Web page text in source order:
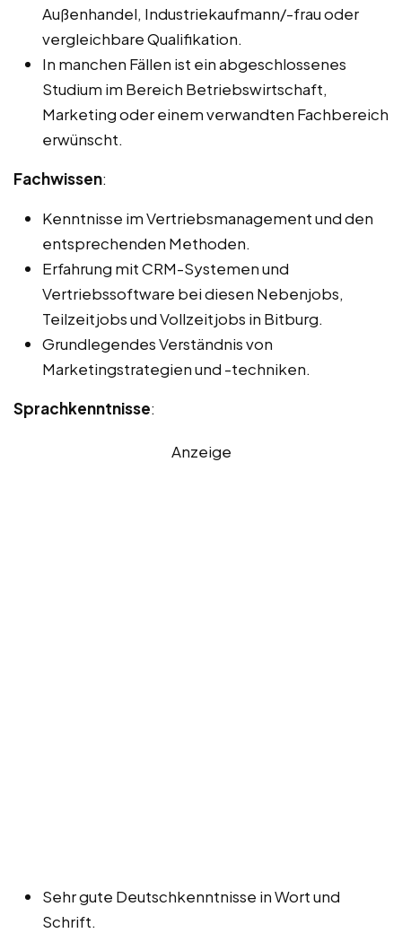
Außenhandel, Industriekaufmann/-frau oder
vergleichbare Qualifikation.
In manchen Fällen ist ein abgeschlossenes
Studium im Bereich Betriebswirtschaft,
Marketing oder einem verwandten Fachbereich
erwünscht.
Fachwissen:
Kenntnisse im Vertriebsmanagement und den
entsprechenden Methoden.
Erfahrung mit CRM-Systemen und
Vertriebssoftware bei diesen Nebenjobs,
Teilzeitjobs und Vollzeitjobs in Bitburg.
Grundlegendes Verständnis von
Marketingstrategien und -techniken.
Sprachkenntnisse:
Anzeige
Sehr gute Deutschkenntnisse in Wort und
Schrift.